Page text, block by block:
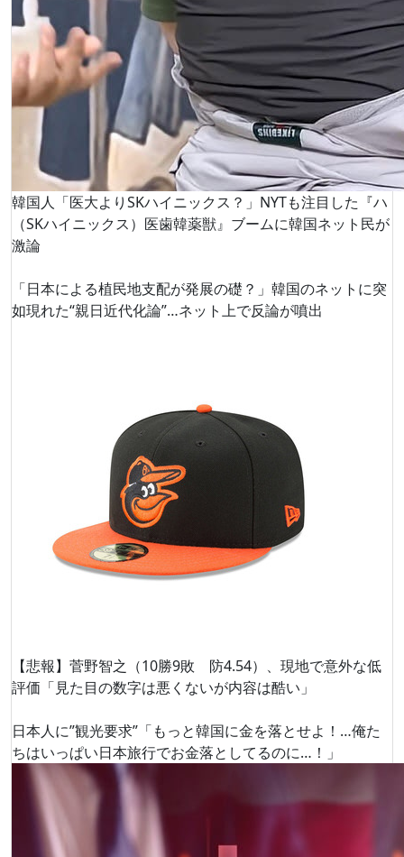
韓国人「医大よりSKハイニックス？」NYTも注目した『ハ
（SKハイニックス）医歯韓薬獣』ブームに韓国ネット民が
激論
「日本による植民地支配が発展の礎？」韓国のネットに突
如現れた“親日近代化論”…ネット上で反論が噴出
【悲報】菅野智之（10勝9敗 防4.54）、現地で意外な低
評価「見た目の数字は悪くないが内容は酷い」
日本人に”観光要求”「もっと韓国に金を落とせよ！…俺た
ちはいっぱい日本旅行でお金落としてるのに…！」